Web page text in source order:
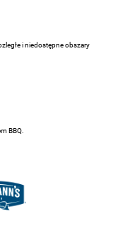
i niedostępne obszary
BBQ.